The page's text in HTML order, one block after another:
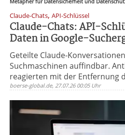
Claude-Chats, API-Schlüssel
Claude-Chats: API-
Daten in Google-
Geteilte Claude-
Suchmaschinen auffindbar.
reagierten mit der Entfernung
boerse-global.de, 27.07.26 00:05 Uhr